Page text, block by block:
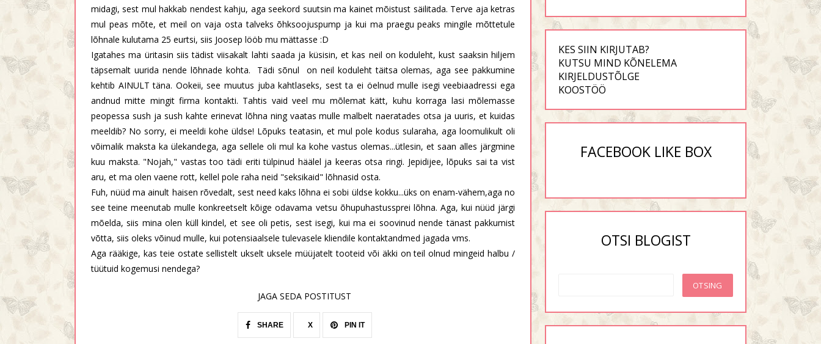
midagi, sest mul hakkab nendest kahju, aga seekord suutsin ma kainet mõistust säilitada. Terve aja ketras
mul peas mõte, et meil on vaja osta talveks õhksoojuspump ja kui ma praegu peaks mingile mõttetule
lõhnale kulutama 25 eurtsi, siis Joosep lööb mu mättasse :D
Igatahes ma üritasin siis tädist viisakalt lahti saada ja küsisin, et kas neil on koduleht, kust saaksin hiljem
täpsemalt uurida nende lõhnade kohta. Tädi sõnul on neil koduleht täitsa olemas, aga see pakkumine
kehtib AINULT täna. Ookeii, see muutus juba kahtlaseks, sest ta ei öelnud mulle isegi veebiaadressi ega
andnud mitte mingit firma kontakti. Tahtis vaid veel mu mõlemat kätt, kuhu korraga lasi mõlemasse
peopessa sush ja sush kahte erinevat lõhna ning vaatas mulle malbelt naeratades otsa ja uuris, et kuidas
meeldib? No sorry, ei meeldi kohe üldse! Lõpuks teatasin, et mul pole kodus sularaha, aga loomulikult oli
võimalik maksta ka ülekandega, aga sellele oli mul ka kohe vastus olemas...ütlesin, et saan alles järgmine
kuu maksta. "Nojah," vastas too tädi eriti tülpinud häälel ja keeras otsa ringi. Jepidijee, lõpuks sai ta vist
aru, et ma olen vaene rott, kellel pole raha neid "seksikaid" lõhnasid osta.
Fuh, nüüd ma ainult haisen rõvedalt, sest need kaks lõhna ei sobi üldse kokku...üks on enam-vähem,aga no
see teine meenutab mulle konkreetselt kõige odavama vetsu õhupuhastussprei lõhna. Aga, kui nüüd järgi
mõelda, siis mina olen küll kindel, et see oli petis, sest isegi, kui ma ei soovinud nende tänast pakkumist
võtta, siis oleks võinud mulle, kui potensiaalsele tulevasele kliendile kontaktandmed jagada vms.
Aga rääkige, kas teie ostate sellistelt ukselt uksele müüjatelt tooteid või äkki on teil olnud mingeid halbu /
tüütuid kogemusi nendega?
JAGA SEDA POSTITUST
SHARE X PIN IT
KES SIIN KIRJUTAB?
KUTSU MIND KÕNELEMA
KIRJELDUSTÕLGE
KOOSTÖÖ
FACEBOOK LIKE BOX
OTSI BLOGIST